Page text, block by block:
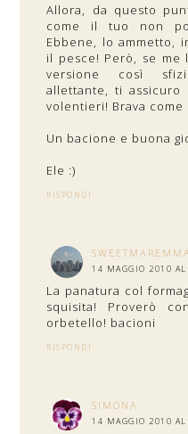
Allora, da questo
come il tuo non
Ebbene, lo ammetto,
il pesce! Però, se me
versione così
allettante, ti assicuro
volentieri! Brava come
Un bacione e buona
Ele :)
RISPONDI
SWEETMAREMMA
14 MAGGIO 2010
La panatura col
squisita! Proverò
orbetello! bacioni
RISPONDI
SIMONA
14 MAGGIO 2010